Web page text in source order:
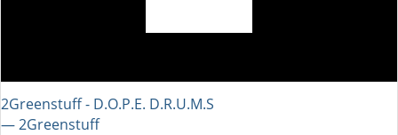
2Greenstuff - D.O.P.E. D.R.U.M.S
― 2Greenstuff